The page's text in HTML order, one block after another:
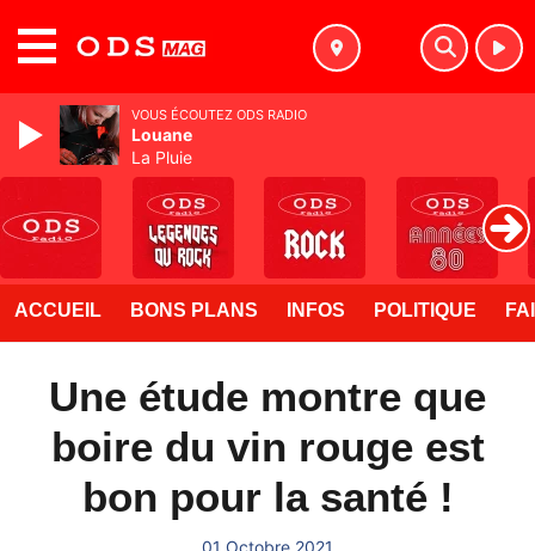
ACCUEIL BONS PLANS INFOS POLITIQUE
Une étude montre que
boire du vin rouge est
bon pour la santé !
01 Octobre 2021
VOUS ÉCOUTEZ ODS RADIO
Louane
La Pluie